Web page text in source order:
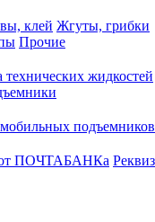
клей Жгуты, грибки
Прочие
технических жидкостей
подъемников
ПОЧТАБАНКа